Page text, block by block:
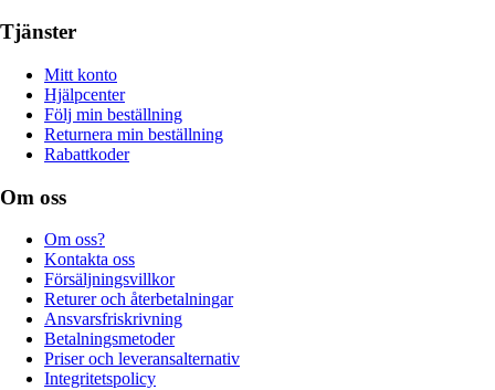
Tjänster
Mitt konto
Hjälpcenter
Följ min beställning
Returnera min beställning
Rabattkoder
Om oss
Om oss?
Kontakta oss
Försäljningsvillkor
Returer och återbetalningar
Ansvarsfriskrivning
Betalningsmetoder
Priser och leveransalternativ
Integritetspolicy